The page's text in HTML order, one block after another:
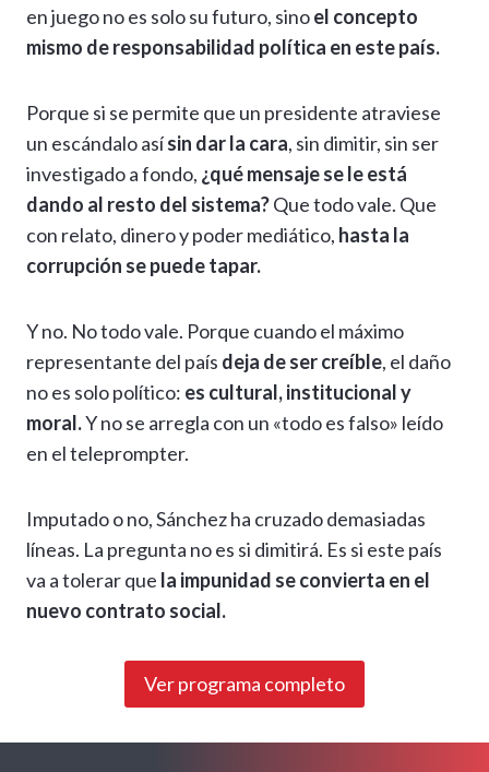
en juego no es solo su futuro, sinoel concepto
mismo de responsabilidad política en este país.
Porque si se permite que un presidente atraviese
un escándalo asísin dar la cara, sin dimitir, sin ser
investigado a fondo, ¿qué mensaje se le está
dando al resto del sistema?Que todo vale. Que
con relato, dinero y poder mediático, hasta la
corrupción se puede tapar.
Y no. No todo vale. Porque cuando el máximo
representante del país deja de ser creíble, el daño
no es solo político: es cultural, institucional y
moral.Y no se arregla con un «todo es falso» leído
en el teleprompter.
Imputado o no, Sánchez ha cruzado demasiadas
líneas. La pregunta no es si dimitirá. Es si este país
va a tolerar que la impunidad se convierta en el
nuevo contrato social.
Ver programa completo